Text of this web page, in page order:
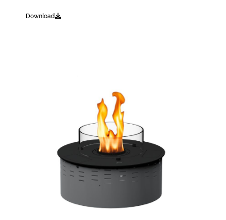
Download